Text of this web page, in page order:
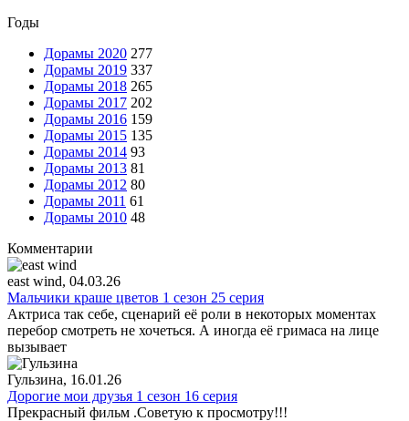
Годы
Дорамы 2020 277
Дорамы 2019 337
Дорамы 2018 265
Дорамы 2017 202
Дорамы 2016 159
Дорамы 2015 135
Дорамы 2014 93
Дорамы 2013 81
Дорамы 2012 80
Дорамы 2011 61
Дорамы 2010 48
Комментарии
east wind, 04.03.26
Мальчики краше цветов 1 сезон 25 серия
Актриса так себе, сценарий её роли в некоторых моментах
перебор смотреть не хочеться. А иногда её гримаса на лице
вызывает
Гульзина, 16.01.26
Дорогие мои друзья 1 сезон 16 серия
Прекрасный фильм .Советую к просмотру!!!